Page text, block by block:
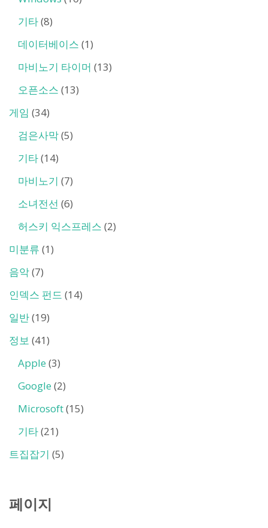
기타(8)
데이터베이스 (1)
마비노기 타이머 (13)
오픈소스 (13)
게임 (34)
검은사막(5)
기타(14)
마비노기 (7)
소녀전선 (6)
허스키 익스프레스 (2)
미분류 (1)
음악(7)
인덱스 펀드 (14)
일반(19)
정보 (41)
Apple (3)
Google (2)
Microsoft(15)
기타(21)
트집잡기 (5)
페이지